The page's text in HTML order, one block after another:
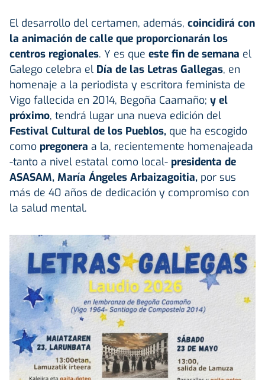
El desarrollo del certamen, además, coincidirá con
la animación de calle que proporcionarán los
centros regionales. Y es que este fin de semana el
Galego celebra el Día de las Letras Gallegas, en
homenaje a la periodista y escritora feminista de
Vigo fallecida en 2014, Begoña Caamaño; y el
próximo, tendrá lugar una nueva edición del
Festival Cultural de los Pueblos, que ha escogido
como pregonera a la, recientemente homenajeada
-tanto a nivel estatal como local- presidenta de
ASASAM, María Ángeles Arbaizagoitia, por sus
más de 40 años de dedicación y compromiso con
la salud mental.